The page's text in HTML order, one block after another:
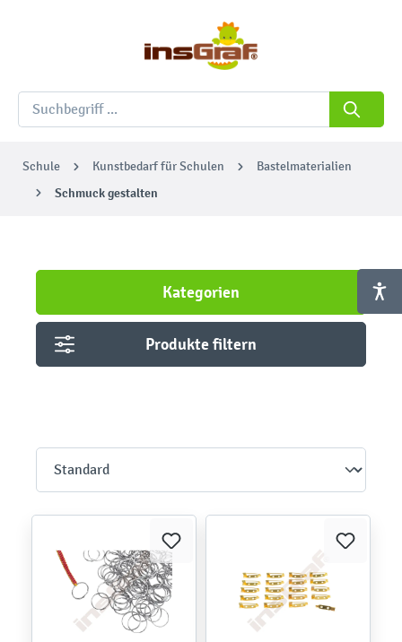
Schule Kunstbedarf für Schulen Bastelmaterialien
Schmuck gestalten
Kategorien
Produkte filtern